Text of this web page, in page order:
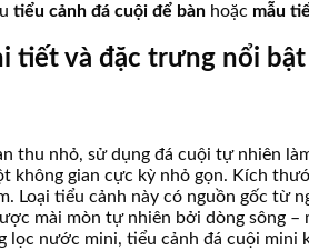
tiểu cảnh đá cuội để bàn hoặc mẫu
tiết và đặc trưng nổi bật
thu nhỏ, sử dụng đá cuội tự nhiên
gian cực kỳ nhỏ gọn. Kích
Loại tiểu cảnh này có nguồn gốc
mài mòn tự nhiên bởi dòng sông
nước mini, tiểu cảnh đá cuội